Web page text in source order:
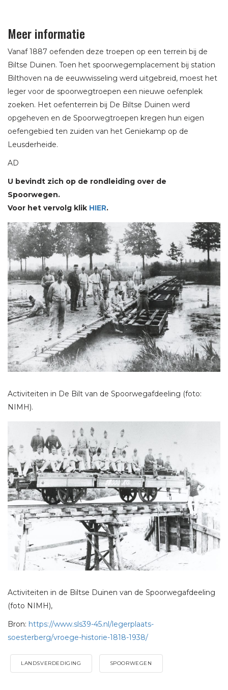
Meer informatie
Vanaf 1887 oefenden deze troepen op een terrein bij de
Biltse Duinen. Toen het spoorwegemplacement bij station
Bilthoven na de eeuwwisseling werd uitgebreid, moest het
leger voor de spoorwegtroepen een nieuwe oefenplek
zoeken. Het oefenterrein bij De Biltse Duinen werd
opgeheven en de Spoorwegtroepen kregen hun eigen
oefengebied ten zuiden van het Geniekamp op de
Leusderheide.
AD
U bevindt zich op de rondleiding over de
Spoorwegen.
Voor het vervolg klik HIER.
Activiteiten in De Bilt van de Spoorwegafdeeling (foto:
NIMH).
Activiteiten in de Biltse Duinen van de Spoorwegafdeeling
(foto NIMH),
Bron: https://www.sls39-45.nl/legerplaats-
soesterberg/vroege-historie-1818-1938/
LANDSVERDEDIGING SPOORWEGEN